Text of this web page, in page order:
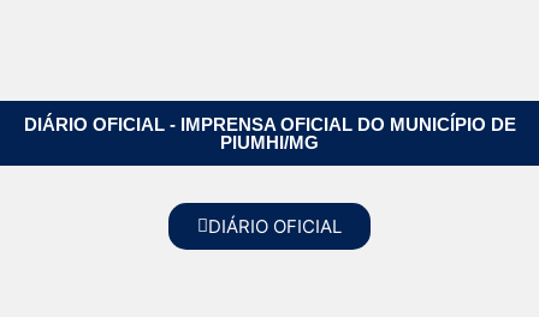
DIÁRIO OFICIAL - IMPRENSA OFICIAL DO MUNICÍPIO DE
PIUMHI/MG
DIÁRIO OFICIAL